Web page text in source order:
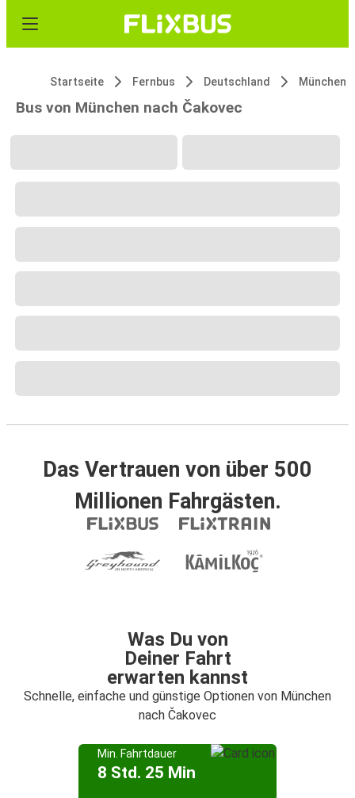
Startseite Fernbus Deutschland München
Bus von München nach Čakovec
Das Vertrauen von über 500
Millionen Fahrgästen.
Was Du von
Deiner Fahrt
erwarten kannst
Schnelle, einfache und günstige Optionen von München
nach Čakovec
Min. Fahrtdauer
8 Std. 25 Min